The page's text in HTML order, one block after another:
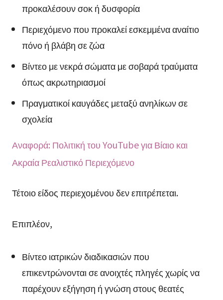
προκαλέσουν σοκ ή δυσφορία
Περιεχόμενο που προκαλεί εσκεμμένα αναίτιο
πόνο ή βλάβη σε ζώα
Βίντεο με νεκρά σώματα με σοβαρά τραύματα
όπως ακρωτηριασμοί
Πραγματικοί καυγάδες μεταξύ ανηλίκων σε
σχολεία
Αναφορά: Πολιτική του YouTube για Βίαιο και
Ακραία Ρεαλιστικό Περιεχόμενο
Τέτοιο είδος περιεχομένου δεν επιτρέπεται.
Επιπλέον,
Βίντεο ιατρικών διαδικασιών που
επικεντρώνονται σε ανοιχτές πληγές χωρίς να
παρέχουν εξήγηση ή γνώση στους θεατές